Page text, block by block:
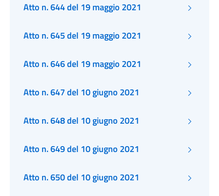
Atto n. 644 del 19 maggio 2021
Atto n. 645 del 19 maggio 2021
Atto n. 646 del 19 maggio 2021
Atto n. 647 del 10 giugno 2021
Atto n. 648 del 10 giugno 2021
Atto n. 649 del 10 giugno 2021
Atto n. 650 del 10 giugno 2021